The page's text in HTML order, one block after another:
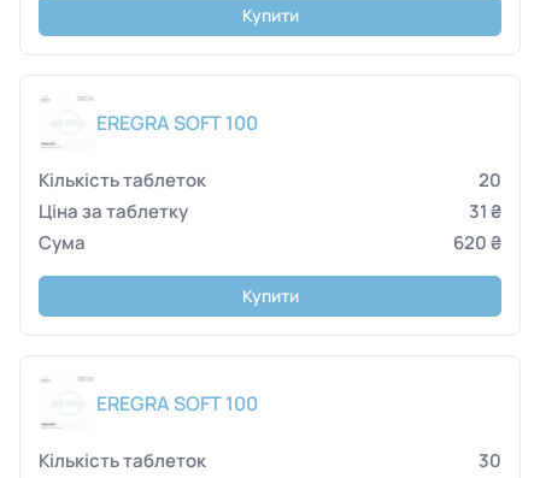
Купити
EREGRA SOFT 100
20
31 ₴
620 ₴
Купити
EREGRA SOFT 100
30